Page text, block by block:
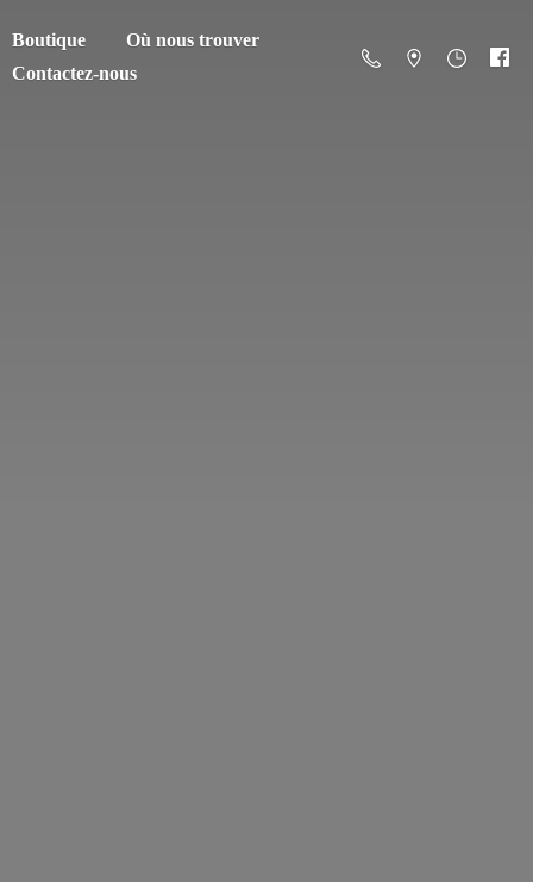
Boutique
Où nous trouver
Contactez-nous